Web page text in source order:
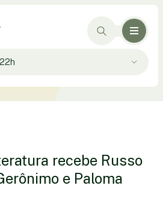
recebe Russo
e Paloma